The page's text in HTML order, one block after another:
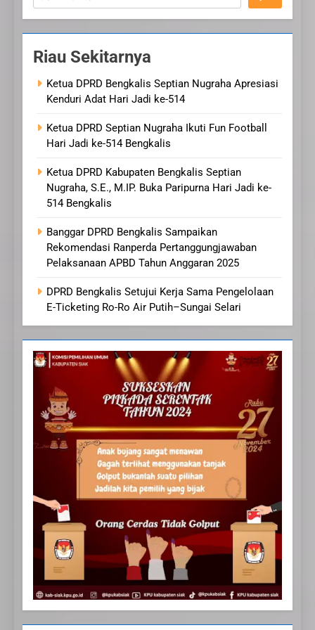
Riau Sekitarnya
Ketua DPRD Bengkalis Septian Nugraha Apresiasi
Kenduri Adat Hari Jadi ke-514
Ketua DPRD Septian Nugraha Ikuti Fun Football
Hari Jadi ke-514 Bengkalis
Ketua DPRD Kabupaten Bengkalis Septian
Nugraha, S.E., M.IP. Buka Paripurna Hari Jadi ke-
514 Bengkalis
Banggar DPRD Bengkalis Sampaikan
Rekomendasi Ranperda Pertanggungjawaban
Pelaksanaan APBD Tahun Anggaran 2025
DPRD Bengkalis Setujui Kerja Sama Pengelolaan
E-Ticketing Ro-Ro Air Putih–Sungai Selari
20
Selamat Hari Kebangkitan
Nasional
IKLAN
21